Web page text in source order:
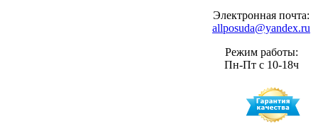
Электронная почта:
allposuda@yandex.ru
Режим работы:
Пн-Пт с 10-18ч